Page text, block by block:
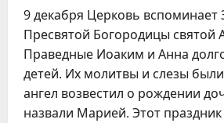
9 декабря Церковь вспоминает
Пресвятой Богородицы святой
Праведные Иоаким и Анна
детей. Их молитвы и слезы
ангел возвестил о рождении
назвали Марией. Этот